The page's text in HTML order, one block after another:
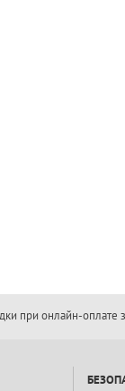
при онлайн-оплате